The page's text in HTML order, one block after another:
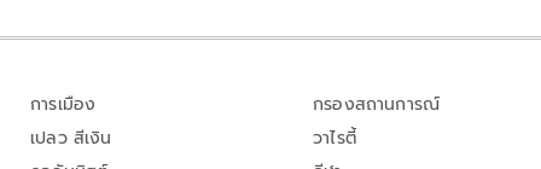
การเมือง
เปลว สีเงิน
กรองสถานการณ์
วาไรตี้